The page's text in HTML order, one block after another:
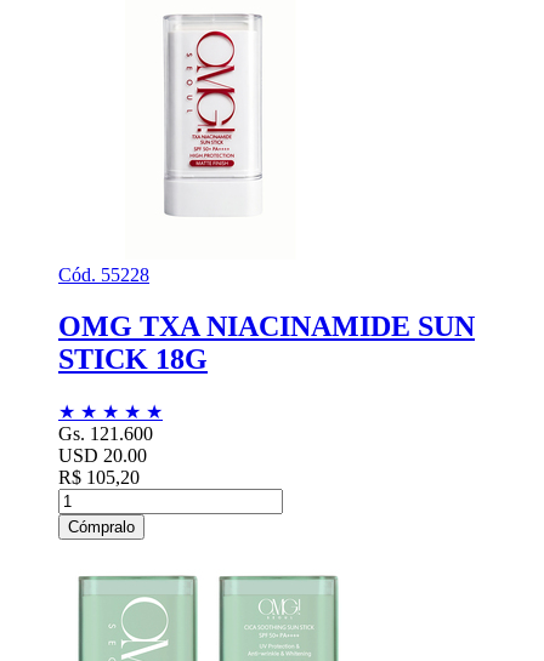
Cód. 55228
OMG TXA NIACINAMIDE SUN
STICK 18G
★ ★ ★ ★ ★
Gs. 121.600
USD 20.00
R$ 105,20
Cómpralo